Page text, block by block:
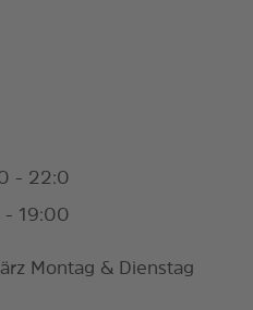
- 22:0
19:00
Montag & Dienstag